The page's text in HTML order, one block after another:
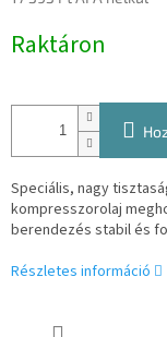
Raktáron
Speciális, nagy
kompresszorolaj
berendezés stabil és
Részletes információ